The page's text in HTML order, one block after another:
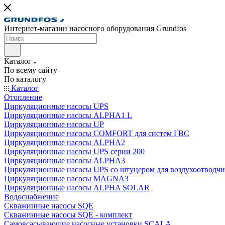
Интернет-магазин насосного оборудования Grundfos
Каталог
По всему сайту
По каталогу
Каталог
Отопление
Циркуляционные насосы UPS
Циркуляционные насосы ALPHA1 L
Циркуляционные насосы UP
Циркуляционные насосы COMFORT для систем ГВС
Циркуляционные насосы ALPHA2
Циркуляционные насосы UPS серии 200
Циркуляционные насосы ALPHA3
Циркуляционные насосы UPS со штуцером для
Циркуляционные насосы MAGNA3
Циркуляционные насосы ALPHA SOLAR
Водоснабжение
Скважинные насосы SQE
Скважинные насосы SQE - комплект